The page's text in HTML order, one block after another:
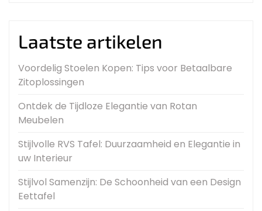
Laatste artikelen
Voordelig Stoelen Kopen: Tips voor Betaalbare
Zitoplossingen
Ontdek de Tijdloze Elegantie van Rotan
Meubelen
Stijlvolle RVS Tafel: Duurzaamheid en Elegantie in
uw Interieur
Stijlvol Samenzijn: De Schoonheid van een Design
Eettafel